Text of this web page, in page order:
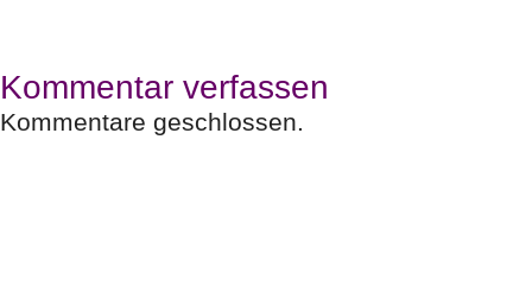
Kommentar verfassen
Kommentare geschlossen.